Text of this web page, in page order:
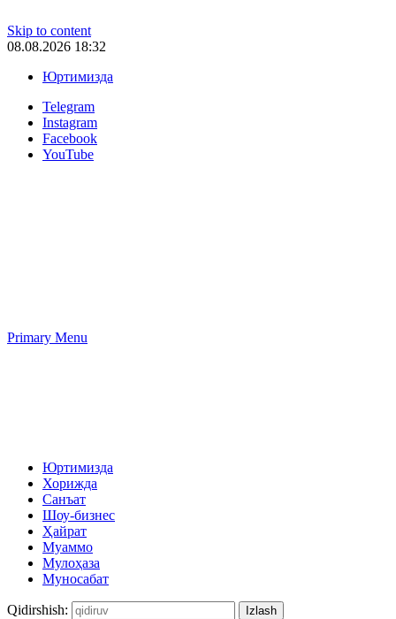
Skip to content
08.08.2026 18:32
Юртимизда
Telegram
Instagram
Facebook
YouTube
Primary Menu
Юртимизда
Хорижда
Санъат
Шоу-бизнес
Ҳайрат
Муаммо
Мулоҳаза
Муносабат
Qidirshish: